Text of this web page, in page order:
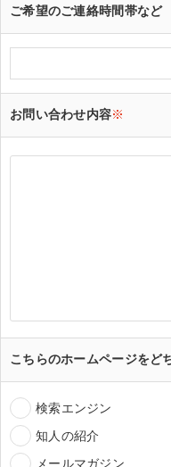
ご希望のご連絡時間帯など
お問い合わせ内容※
こちらのホームページをど
検索エンジン
知人の紹介
メールマガジン